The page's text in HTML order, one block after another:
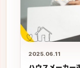
2025.06.11